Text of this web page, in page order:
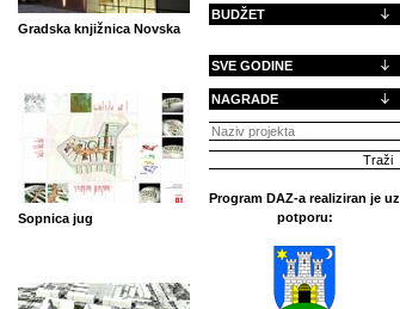
Gradska knjižnica Novska
Sopnica jug
BUDŽET
SVE GODINE
NAGRADE
Program DAZ-a realiziran je uz
potporu: